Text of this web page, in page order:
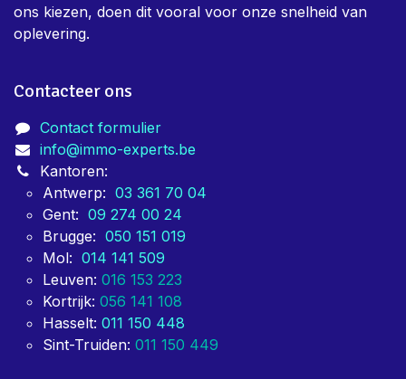
ons kiezen, doen dit vooral voor onze snelheid van
oplevering.
Contacteer ons
Contact formulier
info@immo-experts.be
Kantoren:
Antwerp: 03 361 70 04
Gent: 09 274 00 24
Brugge: 050 151 019
Mol: 014 141 509
Leuven: 016 153 223
Kortrijk: 056 141 108
Hasselt: 011 150 448
Sint-Truiden: 011 150 449